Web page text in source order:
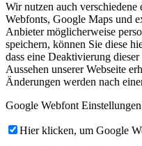
Wir nutzen auch
Webfonts, Google Maps und
Anbieter möglicherweise
speichern, können Sie diese
dass eine Deaktivierung
Aussehen unserer Webseite
Änderungen werden nach
Google Webfont
Hier klicken, um Google